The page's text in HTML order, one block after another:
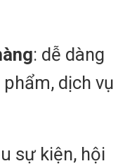
: dễ dàng
dịch vụ
sự kiện, hội